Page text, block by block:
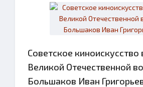
Советское киноискусство
Великой Отечественной
Большаков Иван